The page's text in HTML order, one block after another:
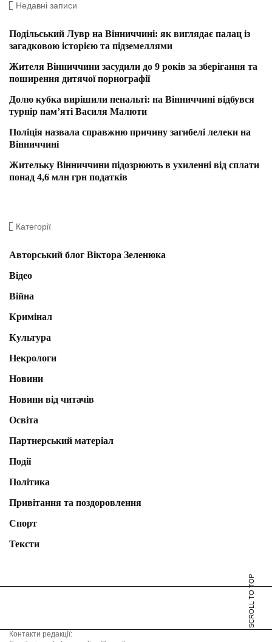
Недавні записи
Подільський Лувр на Вінниччині: як виглядає палац із
загадковою історією та підземеллями
Жителя Вінниччини засудили до 9 років за зберігання та
поширення дитячої порнографії
Долю кубка вирішили пенальті: на Вінниччині відбувся
турнір пам’яті Василя Малюти
Поліція назвала справжню причину загибелі лелеки на
Вінниччині
Жительку Вінниччини підозрюють в ухиленні від сплати
понад 4,6 млн грн податків
Категорії
Авторський блог Віктора Зеленюка
Відео
Війна
Кримінал
Культура
Некрологи
Новини
Новини від читачів
Освіта
Партнерський матеріал
Події
Політика
Привітання та поздоровлення
Спорт
Тексти
SCROLL TO TOP
Контакти редакції: